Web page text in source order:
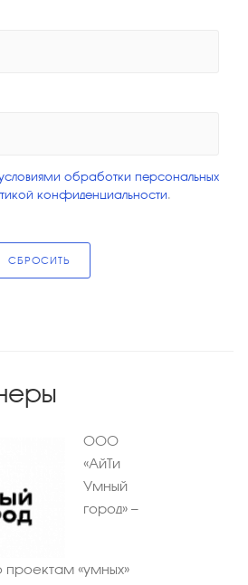
обработки персональных
конфиденциальности.
СБРОСИТЬ
ООО
«АйТи
Умный
город» —
проектам «умных»